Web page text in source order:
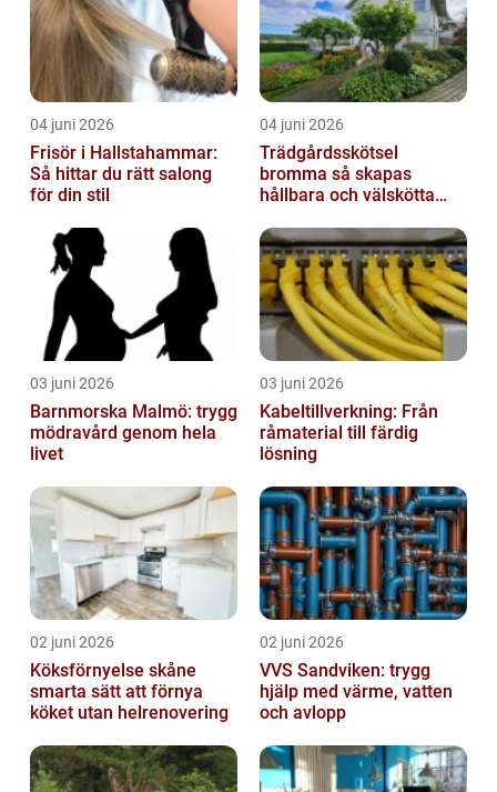
04 juni 2026
Frisör i Hallstahammar:
Så hittar du rätt salong
för din stil
04 juni 2026
Trädgårdsskötsel
bromma så skapas
hållbara och välskötta
03 juni 2026
Barnmorska Malmö: trygg
mödravård genom hela
livet
03 juni 2026
Kabeltillverkning: Från
råmaterial till färdig
lösning
02 juni 2026
Köksförnyelse skåne
smarta sätt att förnya
köket utan helrenovering
02 juni 2026
VVS Sandviken: trygg
hjälp med värme, vatten
och avlopp